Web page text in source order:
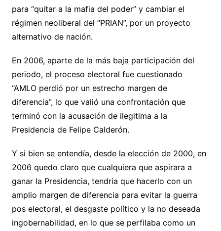
para “quitar a la mafia del poder” y cambiar el
régimen neoliberal del “PRIAN”, por un proyecto
alternativo de nación.
En 2006, aparte de la más baja participación del
periodo, el proceso electoral fue cuestionado
“AMLO perdió por un estrecho margen de
diferencia”, lo que valió una confrontación que
terminó con la acusación de ilegitima a la
Presidencia de Felipe Calderón.
Y si bien se entendía, desde la elección de 2000, en
2006 quedo claro que cualquiera que aspirara a
ganar la Presidencia, tendría que hacerlo con un
amplio margen de diferencia para evitar la guerra
pos electoral, el desgaste político y la no deseada
ingobernabilidad, en lo que se perfilaba como un